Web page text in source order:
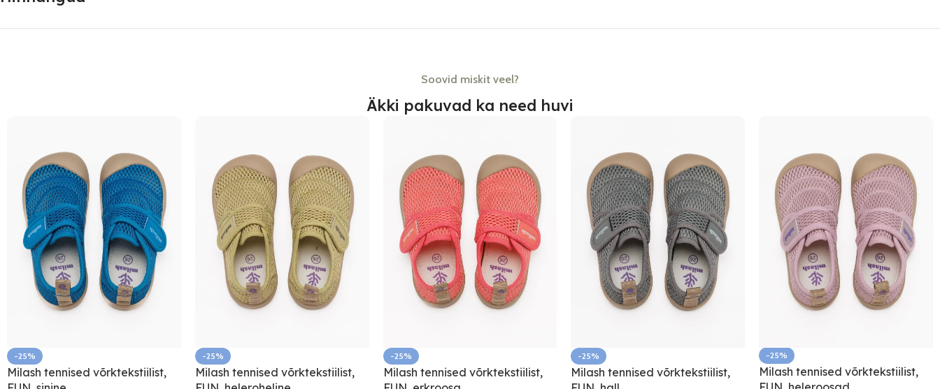
Soovid miskit veel?
Äkki pakuvad ka need huvi
-25%
Milash tennised võrktekstiilist,
-25%
Milash tennised võrktekstiilist,
-25%
Milash tennised võrktekstiilist,
-25%
Milash tennised võrktekstiilist,
-25%
Milash tennised võrktekstiilist,